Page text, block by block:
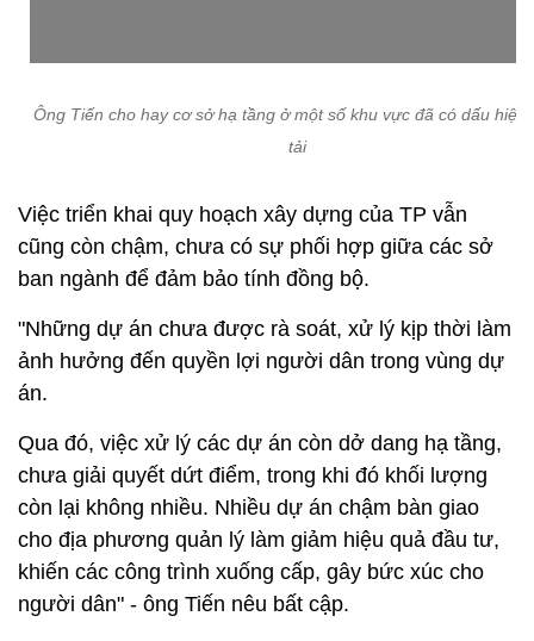
Ông Tiến cho hay cơ sở hạ tầng ở một số khu vực đã có dấu hiệu
tải
Việc triển khai quy hoạch xây dựng của TP vẫn
cũng còn chậm, chưa có sự phối hợp giữa các sở
ban ngành để đảm bảo tính đồng bộ.
"Những dự án chưa được rà soát, xử lý kịp thời làm
ảnh hưởng đến quyền lợi người dân trong vùng dự
án.
Qua đó, việc xử lý các dự án còn dở dang hạ tầng,
chưa giải quyết dứt điểm, trong khi đó khối lượng
còn lại không nhiều. Nhiều dự án chậm bàn giao
cho địa phương quản lý làm giảm hiệu quả đầu tư,
khiến các công trình xuống cấp, gây bức xúc cho
người dân" - ông Tiến nêu bất cập.